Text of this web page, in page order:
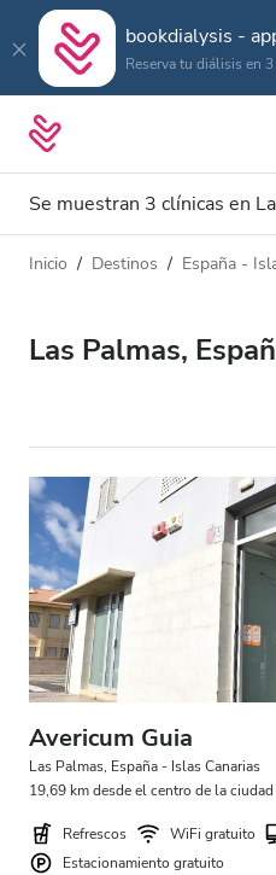
bookdialysis -
Reserva tu diálisis en
Se muestran 3 clínicas en
Tipo de diálisis
Todas las diálisis
Acepta
Pacientes con VIH
Pacientes con hepatitis
Pacientes con hepatitis
GHIC
Instalaciones
Distancia
Inicio Destinos España -
Las Palmas,
Avericum Guia
Las Palmas, España - Islas Canarias
19,69 km desde el centro de la ciudad
Refrescos WiFi gratuito
Estacionamiento gratuito